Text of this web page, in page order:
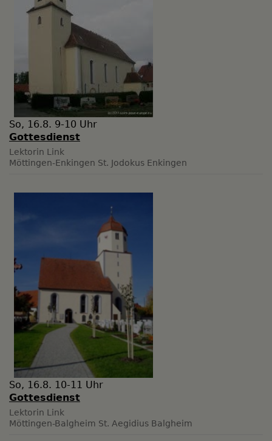
So, 16.8. 9-10 Uhr
Gottesdienst
Lektorin Link
Möttingen-Enkingen St. Jodokus Enkingen
So, 16.8. 10-11 Uhr
Gottesdienst
Lektorin Link
Möttingen-Balgheim St. Aegidius Balgheim